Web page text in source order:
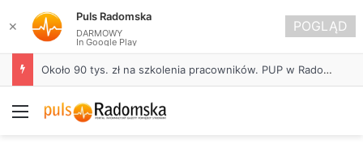
Około 90 tys. zł na szkolenia pracowników. PUP w Radomsku ogłasza nabór wniosków
Menu
✕
Puls Radomska
DARMOWY
In Google Play
POGLĄD